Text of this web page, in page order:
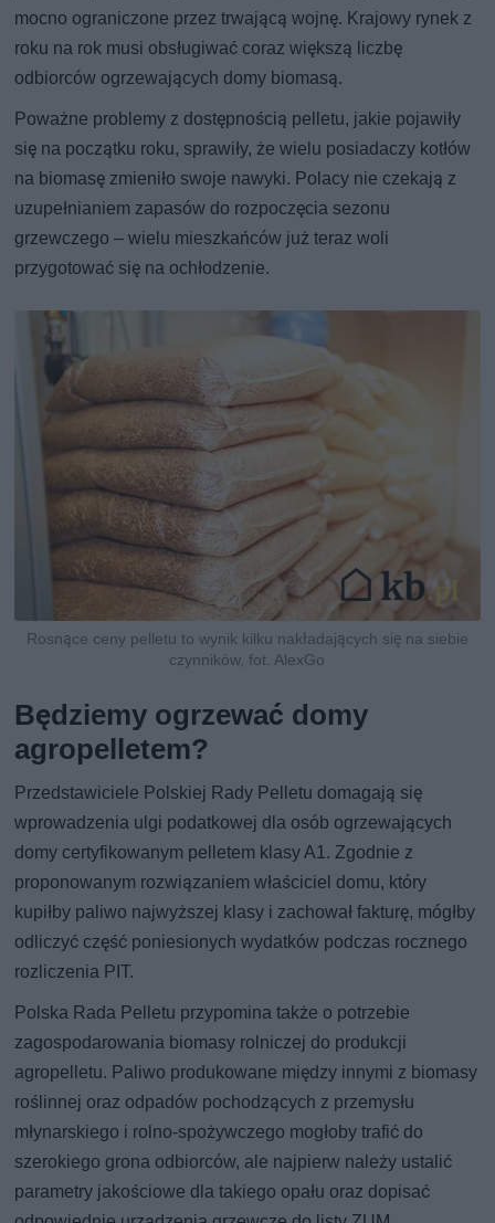
mocno ograniczone przez trwającą wojnę. Krajowy rynek z
roku na rok musi obsługiwać coraz większą liczbę
odbiorców ogrzewających domy biomasą.
Poważne problemy z dostępnością pelletu, jakie pojawiły
się na początku roku, sprawiły, że wielu posiadaczy kotłów
na biomasę zmieniło swoje nawyki. Polacy nie czekają z
uzupełnianiem zapasów do rozpoczęcia sezonu
grzewczego – wielu mieszkańców już teraz woli
przygotować się na ochłodzenie.
Rosnące ceny pelletu to wynik kilku nakładających się na siebie
czynników, fot. AlexGo
Będziemy ogrzewać domy
agropelletem?
Przedstawiciele Polskiej Rady Pelletu domagają się
wprowadzenia ulgi podatkowej dla osób ogrzewających
domy certyfikowanym pelletem klasy A1. Zgodnie z
proponowanym rozwiązaniem właściciel domu, który
kupiłby paliwo najwyższej klasy i zachował fakturę, mógłby
odliczyć część poniesionych wydatków podczas rocznego
rozliczenia PIT.
Polska Rada Pelletu przypomina także o potrzebie
zagospodarowania biomasy rolniczej do produkcji
agropelletu. Paliwo produkowane między innymi z biomasy
roślinnej oraz odpadów pochodzących z przemysłu
młynarskiego i rolno-spożywczego mogłoby trafić do
szerokiego grona odbiorców, ale najpierw należy ustalić
parametry jakościowe dla takiego opału oraz dopisać